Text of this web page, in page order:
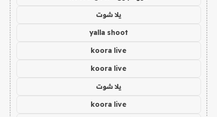
يلا شوت
yalla shoot
koora live
koora live
يلا شوت
koora live